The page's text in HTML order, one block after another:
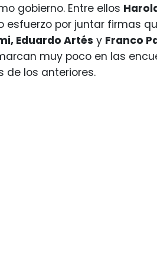
gobierno. Entre ellos
por juntar firmas
Eduardo Artés y Franco
muy poco en las
de los anteriores.